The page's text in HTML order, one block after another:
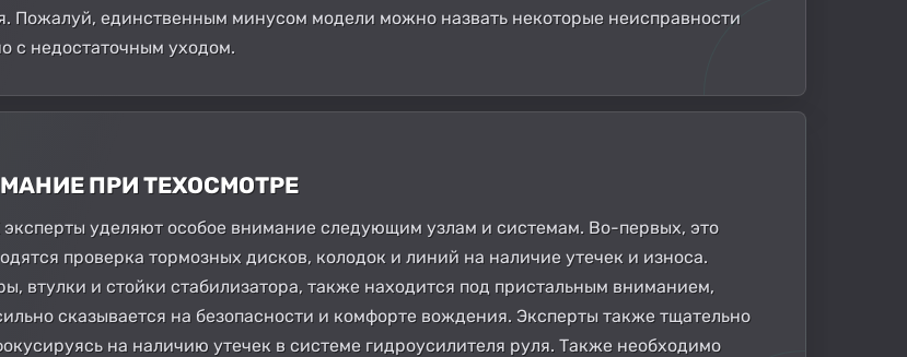
Пожалуй, единственным минусом модели можно назвать некоторые неисправности
с недостаточным уходом.
ПРИ ТЕХОСМОТРЕ
эксперты уделяют особое внимание следующим узлам и системам. Во-первых, это
проверка тормозных дисков, колодок и линий на наличие утечек и износа.
втулки и стойки стабилизатора, также находится под пристальным вниманием,
сказывается на безопасности и комфорте вождения. Эксперты также тщательно
на наличию утечек в системе гидроусилителя руля. Также необходимо